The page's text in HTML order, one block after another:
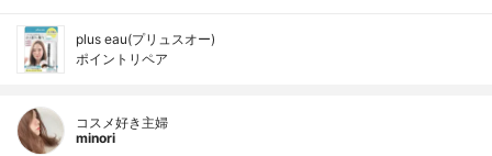
plus eau(プリュスオー)
ポイントリペア
コスメ好き主婦
minori